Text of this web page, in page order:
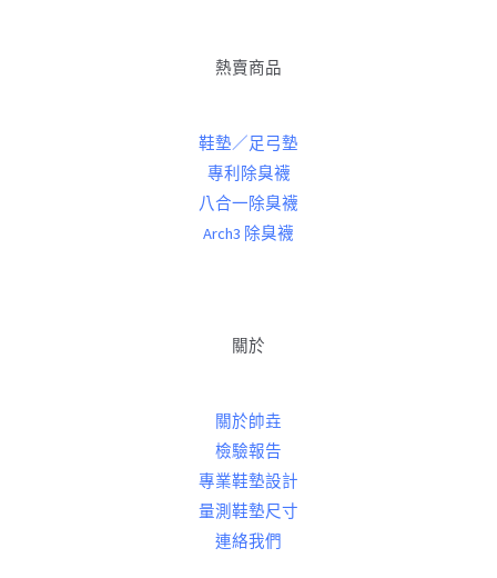
熱賣商品
鞋墊／足弓墊
專利除臭襪
八合一除臭襪
Arch3 除臭襪
關於
關於帥垚
檢驗報告
專業鞋墊設計
量測鞋墊尺寸
連絡我們